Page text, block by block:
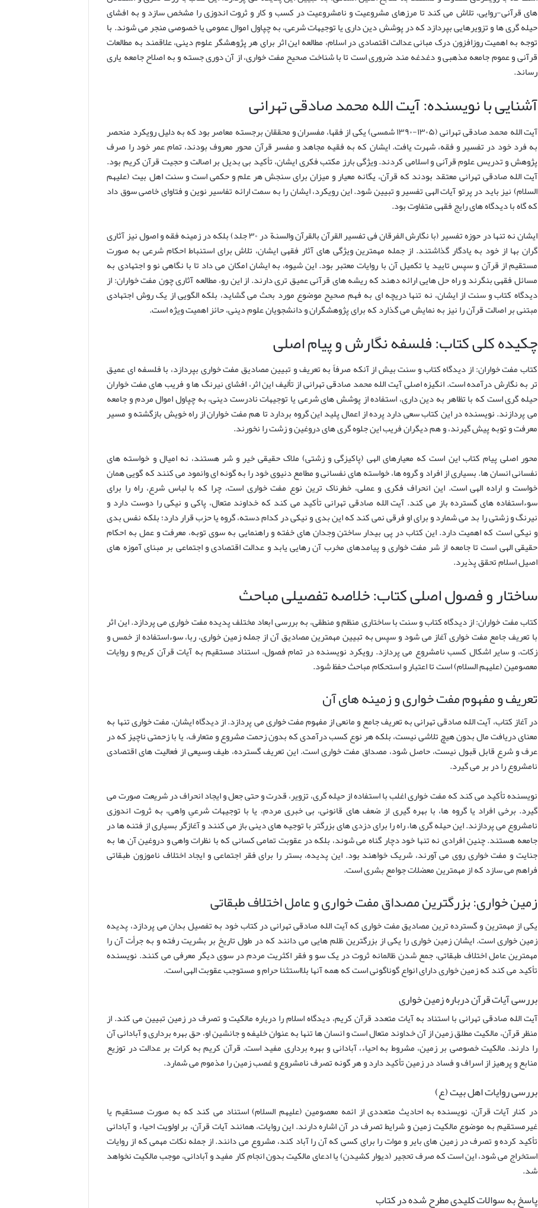
های قرآنی-روایی، تلاش می کند تا مرزهای مشروعیت و نامشروعیت در کسب و کار و ثروت اندوزی را مشخص سازد و به افشای
حیله گری ها و تزویرهایی بپردازد که در پوشش دین داری یا توجیهات شرعی، به چپاول اموال عمومی یا خصوصی منجر می شوند. با
توجه به اهمیت روزافزون درک مبانی عدالت اقتصادی در اسلام، مطالعه این اثر برای هر پژوهشگر علوم دینی، علاقمند به مطالعات
قرآنی و عموم جامعه مذهبی و دغدغه مند ضروری است تا با شناخت صحیح مفت خواری، از آن دوری جسته و به اصلاح جامعه یاری
رساند.
آشنایی با نویسنده: آیت الله محمد صادقی تهرانی
آیت الله محمد صادقی تهرانی (۱۳۰۵-۱۳۹۰ شمسی) یکی از فقها، مفسران و محققان برجسته معاصر بود که به دلیل رویکرد منحصر
به فرد خود در تفسیر و فقه، شهرت یافت. ایشان که به فقیه مجاهد و مفسر قرآن محور معروف بودند، تمام عمر خود را صرف
پژوهش و تدریس علوم قرآنی و اسلامی کردند. ویژگی بارز مکتب فکری ایشان، تأکید بی بدیل بر اصالت و حجیت قرآن کریم بود.
آیت الله صادقی تهرانی معتقد بودند که قرآن، یگانه معیار و میزان برای سنجش هر علم و حکمی است و سنت اهل بیت (علیهم
السلام) نیز باید در پرتو آیات الهی تفسیر و تبیین شود. این رویکرد، ایشان را به سمت ارائه تفاسیر نوین و فتاوای خاصی سوق داد
که گاه با دیدگاه های رایج فقهی متفاوت بود.
ایشان نه تنها در حوزه تفسیر (با نگارش الفرقان فی تفسیر القرآن بالقرآن والسنة در ۳۰ جلد) بلکه در زمینه فقه و اصول نیز آثاری
گران بها از خود به یادگار گذاشتند. از جمله مهمترین ویژگی های آثار فقهی ایشان، تلاش برای استنباط احکام شرعی به صورت
مستقیم از قرآن و سپس تایید یا تکمیل آن با روایات معتبر بود. این شیوه، به ایشان امکان می داد تا با نگاهی نو و اجتهادی به
مسائل فقهی بنگرند و راه حل هایی ارائه دهند که ریشه های قرآنی عمیق تری دارند. از این رو، مطالعه آثاری چون مفت خواران: از
دیدگاه کتاب و سنت از ایشان، نه تنها دریچه ای به فهم صحیح موضوع مورد بحث می گشاید، بلکه الگویی از یک روش اجتهادی
مبتنی بر اصالت قرآن را نیز به نمایش می گذارد که برای پژوهشگران و دانشجویان علوم دینی، حائز اهمیت ویژه است.
چکیده کلی کتاب: فلسفه نگارش و پیام اصلی
کتاب مفت خواران: از دیدگاه کتاب و سنت بیش از آنکه صرفاً به تعریف و تبیین مصادیق مفت خواری بپردازد، با فلسفه ای عمیق
تر به نگارش درآمده است. انگیزه اصلی آیت الله محمد صادقی تهرانی از تألیف این اثر، افشای نیرنگ ها و فریب های مفت خواران
حیله گری است که با تظاهر به دین داری، استفاده از پوشش های شرعی یا توجیهات نادرست دینی، به چپاول اموال مردم و جامعه
می پردازند. نویسنده در این کتاب سعی دارد پرده از اعمال پلید این گروه بردارد تا هم مفت خواران از راه خویش بازگشته و مسیر
معرفت و توبه پیش گیرند، و هم دیگران فریب این جلوه گری های دروغین و زشت را نخورند.
محور اصلی پیام کتاب این است که معیارهای الهی (پاکیزگی و زشتی) ملاک حقیقی خیر و شر هستند، نه امیال و خواسته های
نفسانی انسان ها. بسیاری از افراد و گروه ها، خواسته های نفسانی و مطامع دنیوی خود را به گونه ای وانمود می کنند که گویی همان
خواست و اراده الهی است. این انحراف فکری و عملی، خطرناک ترین نوع مفت خواری است، چرا که با لباس شرع، راه را برای
سوءاستفاده های گسترده باز می کند. آیت الله صادقی تهرانی تأکید می کند که خداوند متعال، پاکی و نیکی را دوست دارد و
نیرنگ و زشتی را بد می شمارد و برای او فرقی نمی کند که این بدى و نیکى در کدام دسته، گروه یا حزب قرار دارد؛ بلکه نفس بدی
و نیکی است که اهمیت دارد. این کتاب در پی بیدار ساختن وجدان های خفته و راهنمایی به سوی توبه، معرفت و عمل به احکام
حقیقی الهی است تا جامعه از شر مفت خواری و پیامدهای مخرب آن رهایی یابد و عدالت اقتصادی و اجتماعی بر مبنای آموزه های
اصیل اسلام تحقق پذیرد.
ساختار و فصول اصلی کتاب: خلاصه تفصیلی مباحث
کتاب مفت خواران: از دیدگاه کتاب و سنت با ساختاری منظم و منطقی، به بررسی ابعاد مختلف پدیده مفت خواری می پردازد. این اثر
با تعریف جامع مفت خواری آغاز می شود و سپس به تبیین مهمترین مصادیق آن از جمله زمین خواری، ربا، سوءاستفاده از خمس و
زکات، و سایر اشکال کسب نامشروع می پردازد. رویکرد نویسنده در تمام فصول، استناد مستقیم به آیات قرآن کریم و روایات
معصومین (علیهم السلام) است تا اعتبار و استحکام مباحث حفظ شود.
تعریف و مفهوم مفت خواری و زمینه های آن
در آغاز کتاب، آیت الله صادقی تهرانی به تعریف جامع و مانعی از مفهوم مفت خواری می پردازد. از دیدگاه ایشان، مفت خواری تنها به
معنای دریافت مال بدون هیچ تلاشی نیست، بلکه هر نوع کسب درآمدی که بدون زحمت مشروع و متعارف، یا با زحمتی ناچیز که در
عرف و شرع قابل قبول نیست، حاصل شود، مصداق مفت خواری است. این تعریف گسترده، طیف وسیعی از فعالیت های اقتصادی
نامشروع را در بر می گیرد.
نویسنده تأکید می کند که مفت خواری اغلب با استفاده از حیله گری، تزویر، قدرت و حتی جعل و ایجاد انحراف در شریعت صورت می
گیرد. برخی افراد یا گروه ها، با بهره گیری از ضعف های قانونی، بی خبری مردم، یا با توجیهات شرعیِ واهی، به ثروت اندوزی
نامشروع می پردازند. این حیله گری ها، راه را برای دزدی های بزرگتر با توجیه های دینی باز می کنند و آغازگر بسیاری از فتنه ها در
جامعه هستند. چنین افرادی نه تنها خود دچار گناه می شوند، بلکه در عقوبت تمامی کسانی که با نظرات واهی و دروغین آن ها به
جنایت و مفت خواری روی می آورند، شریک خواهند بود. این پدیده، بستر را برای فقر اجتماعی و ایجاد اختلاف ناموزون طبقاتی
فراهم می سازد که از مهمترین معضلات جوامع بشری است.
زمین خواری: بزرگترین مصداق مفت خواری و عامل اختلاف طبقاتی
یکی از مهمترین و گسترده ترین مصادیق مفت خواری که آیت الله صادقی تهرانی در کتاب خود به تفصیل بدان می پردازد، پدیده
زمین خواری است. ایشان زمین خواری را یکی از بزرگترین ظلم هایی می دانند که در طول تاریخ بر بشریت رفته و به جرأت آن را
مهمترین عامل اختلاف طبقاتی، جمع شدن ظالمانه ثروت در یک سو و فقر اکثریت مردم در سوی دیگر معرفی می کنند. نویسنده
تأکید می کند که زمین خواری دارای انواع گوناگونی است که همه آنها بلااستثنا حرام و مستوجب عقوبت الهی است.
بررسی آیات قرآن درباره زمین خواری
آیت الله صادقی تهرانی با استناد به آیات متعدد قرآن کریم، دیدگاه اسلام را درباره مالکیت و تصرف در زمین تبیین می کند. از
منظر قرآن، مالکیت مطلق زمین از آن خداوند متعال است و انسان ها تنها به عنوان خلیفه و جانشین او، حق بهره برداری و آبادانی آن
را دارند. مالکیت خصوصی بر زمین، مشروط به احیاء، آبادانی و بهره برداری مفید است. قرآن کریم به کرات بر عدالت در توزیع
منابع و پرهیز از اسراف و فساد در زمین تأکید دارد و هر گونه تصرف نامشروع و غصب زمین را مذموم می شمارد.
بررسی روایات اهل بیت (ع)
در کنار آیات قرآن، نویسنده به احادیث متعددی از ائمه معصومین (علیهم السلام) استناد می کند که به صورت مستقیم یا
غیرمستقیم به موضوع مالکیت زمین و شرایط تصرف در آن اشاره دارند. این روایات، همانند آیات قرآن، بر اولویت احیاء و آبادانی
تأکید کرده و تصرف در زمین های بایر و موات را برای کسی که آن را آباد کند، مشروع می دانند. از جمله نکات مهمی که از روایات
استخراج می شود، این است که صرف تحجیر (دیوار کشیدن) یا ادعای مالکیت بدون انجام کار مفید و آبادانی، موجب مالکیت نخواهد
شد.
پاسخ به سوالات کلیدی مطرح شده در کتاب